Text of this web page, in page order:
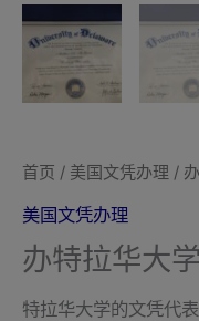
首页 / 美国文凭办理 /
美国文凭办理
办特拉华大
特拉华大学的文凭代